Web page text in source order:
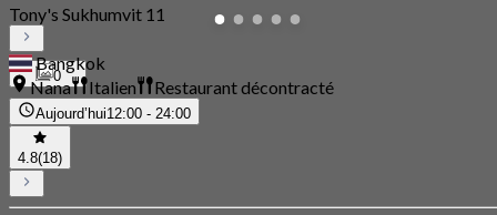
0
Tony's Sukhumvit 11
Bangkok
Nana
Italien Restaurant décontracté
Aujourd’hui12:00 - 24:00
4.8(18)